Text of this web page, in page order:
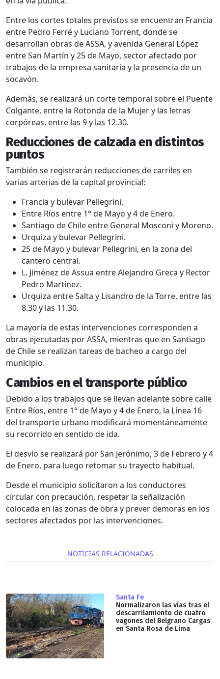
Entre los cortes totales previstos se encuentran Francia
entre Pedro Ferré y Luciano Torrent, donde se
desarrollan obras de ASSA, y avenida General López
entre San Martín y 25 de Mayo, sector afectado por
trabajos de la empresa sanitaria y la presencia de un
socavón.
Además, se realizará un corte temporal sobre el Puente
Colgante, entre la Rotonda de la Mujer y las letras
corpóreas, entre las 9 y las 12.30.
Reducciones de calzada en distintos
puntos
También se registrarán reducciones de carriles en
varias arterias de la capital provincial:
Francia y bulevar Pellegrini.
Entre Ríos entre 1° de Mayo y 4 de Enero.
Santiago de Chile entre General Mosconi y Moreno.
Urquiza y bulevar Pellegrini.
25 de Mayo y bulevar Pellegrini, en la zona del
cantero central.
L. Jiménez de Assua entre Alejandro Greca y Rector
Pedro Martínez.
Urquiza entre Salta y Lisandro de la Torre, entre las
8.30 y las 11.30.
La mayoría de estas intervenciones corresponden a
obras ejecutadas por ASSA, mientras que en Santiago
de Chile se realizan tareas de bacheo a cargo del
municipio.
Cambios en el transporte público
Debido a los trabajos que se llevan adelante sobre calle
Entre Ríos, entre 1° de Mayo y 4 de Enero, la Línea 16
del transporte urbano modificará momentáneamente
su recorrido en sentido de ida.
El desvío se realizará por San Jerónimo, 3 de Febrero y 4
de Enero, para luego retomar su trayecto habitual.
Desde el municipio solicitaron a los conductores
circular con precaución, respetar la señalización
colocada en las zonas de obra y prever demoras en los
sectores afectados por las intervenciones.
NOTICIAS RELACIONADAS
Santa Fe
Normalizaron las vías tras el
descarrilamiento de cuatro
vagones del Belgrano Cargas
en Santa Rosa de Lima